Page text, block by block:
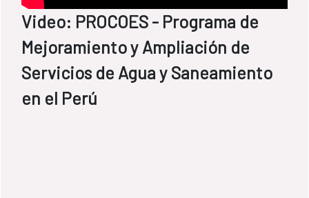
Video: PROCOES - Programa de
Mejoramiento y Ampliación de
Servicios de Agua y Saneamiento
en el Perú